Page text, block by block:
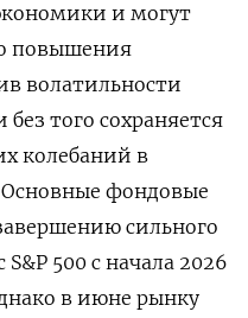
и могут
повышения
волатильности
того сохраняется
колебаний в
Основные фондовые
сильного
500 ‌с начала 2026
в июне рынку